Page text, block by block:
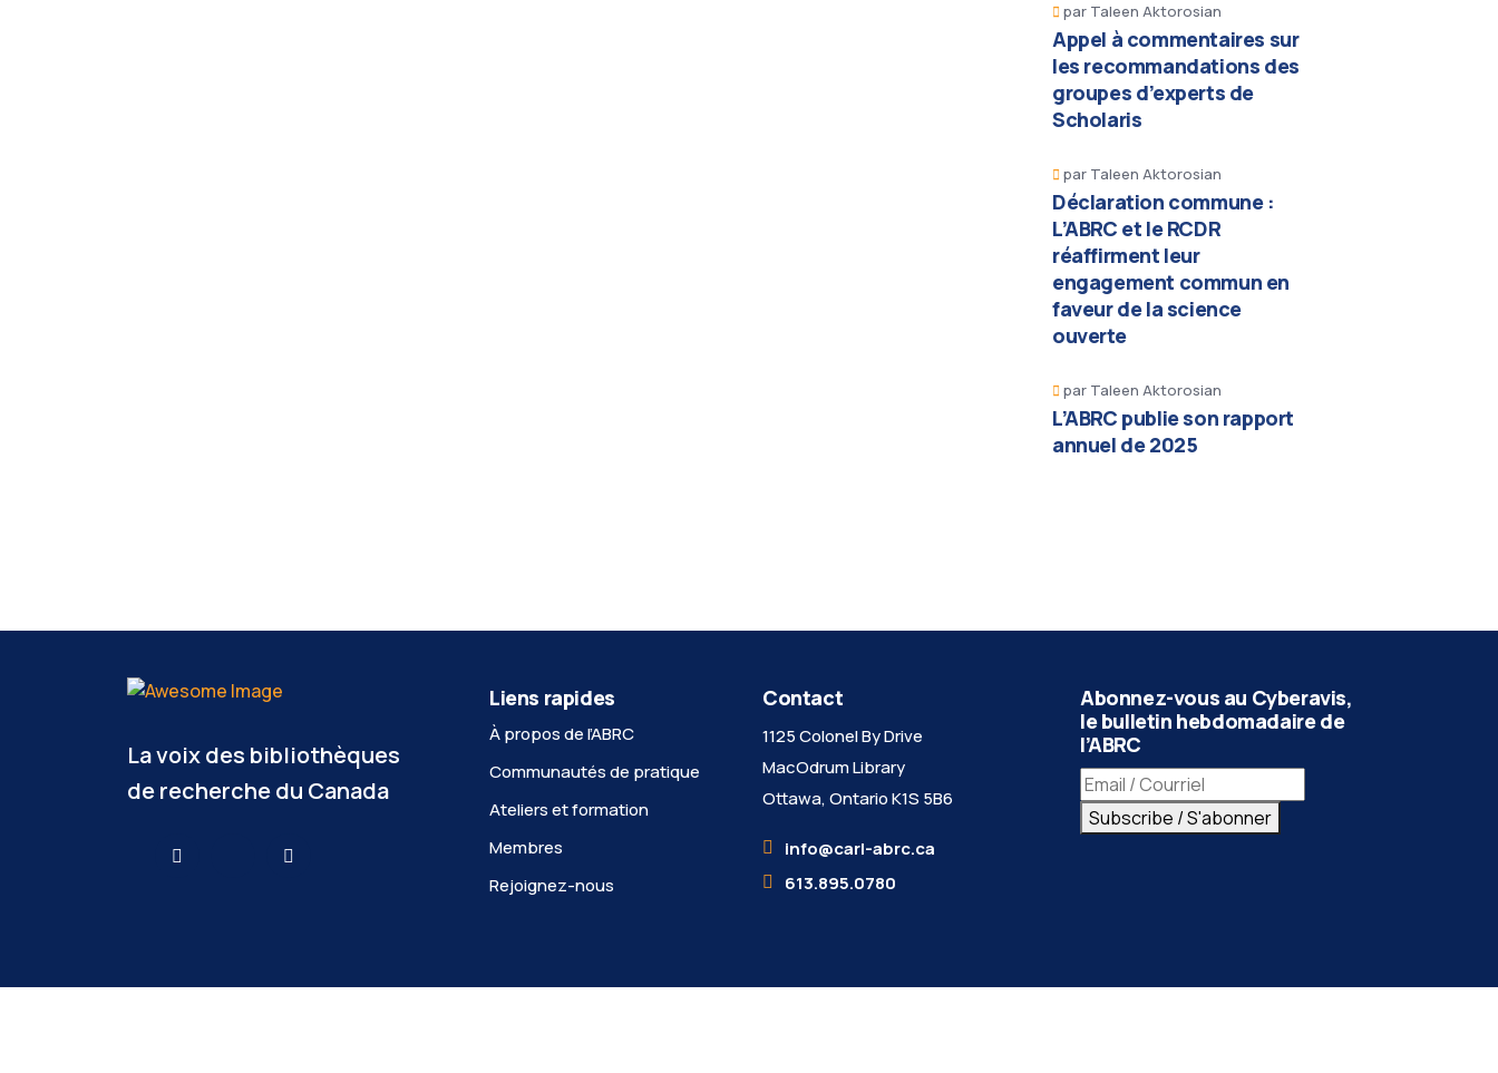
par Taleen Aktorosian
Appel à commentaires sur
les recommandations des
groupes d’experts de
Scholaris
par Taleen Aktorosian
Déclaration commune :
L’ABRC et le RCDR
réaffirment leur
engagement commun en
faveur de la science
ouverte
par Taleen Aktorosian
L’ABRC publie son rapport
annuel de 2025
La voix des bibliothèques
de recherche du Canada
Liens rapides
À propos de l’ABRC
Communautés de pratique
Ateliers et formation
Membres
Rejoignez-nous
Contact
1125 Colonel By Drive
MacOdrum Library
Ottawa, Ontario K1S 5B6
info@carl-abrc.ca
613.895.0780
Abonnez-vous au Cyberavis,
le bulletin hebdomadaire de
l’ABRC
Email address / Adresse e-mail
Subscribe / S'abonner